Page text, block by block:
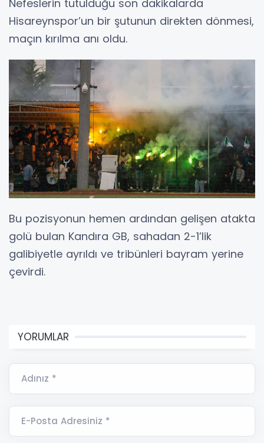
Nefeslerin tutulduğu son dakikalarda
Hisareynspor’un bir şutunun direkten dönmesi,
maçın kırılma anı oldu.
Bu pozisyonun hemen ardından gelişen atakta
golü bulan Kandıra GB, sahadan 2-1’lik
galibiyetle ayrıldı ve tribünleri bayram yerine
çevirdi.
YORUMLAR
Adınız *
E-Posta Adresiniz *